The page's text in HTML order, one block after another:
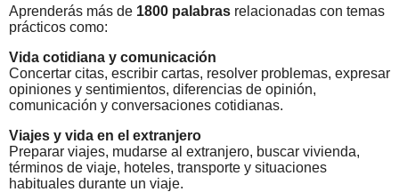
Aprenderás más de 1800 palabras relacionadas con temas
prácticos como:
Vida cotidiana y comunicación
Concertar citas, escribir cartas, resolver problemas, expresar
opiniones y sentimientos, diferencias de opinión,
comunicación y conversaciones cotidianas.
Viajes y vida en el extranjero
Preparar viajes, mudarse al extranjero, buscar vivienda,
términos de viaje, hoteles, transporte y situaciones
habituales durante un viaje.